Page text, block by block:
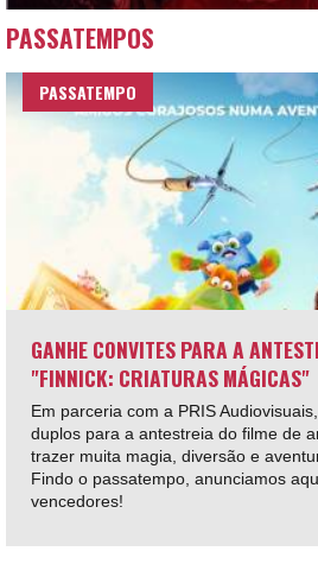
PASSATEMPOS
PASSATEMPO
GANHE CONVITES PARA A
"FINNICK: CRIATURAS MÁGICAS"
Em parceria com a PRIS
duplos para a antestreia do filme de
trazer muita magia, diversão e
Findo o passatempo, anunciamos
vencedores!